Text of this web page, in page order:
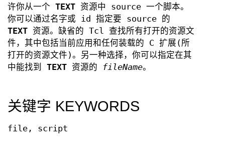
许你从一个 TEXT 资源中 source 一个脚本。
你可以通过名字或 id 指定要 source 的
TEXT 资源。缺省的 Tcl 查找所有打开的资源文
件，其中包括当前应用和任何装载的 C 扩展(所
打开的资源文件)。另一种选择，你可以指定在其
中能找到 TEXT 资源的 fileName。
关键字 KEYWORDS
file, script